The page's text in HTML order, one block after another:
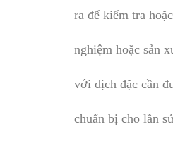
ra để kiểm tra
nghiệm hoặc sản
với dịch đặc cần
chuẩn bị cho lần